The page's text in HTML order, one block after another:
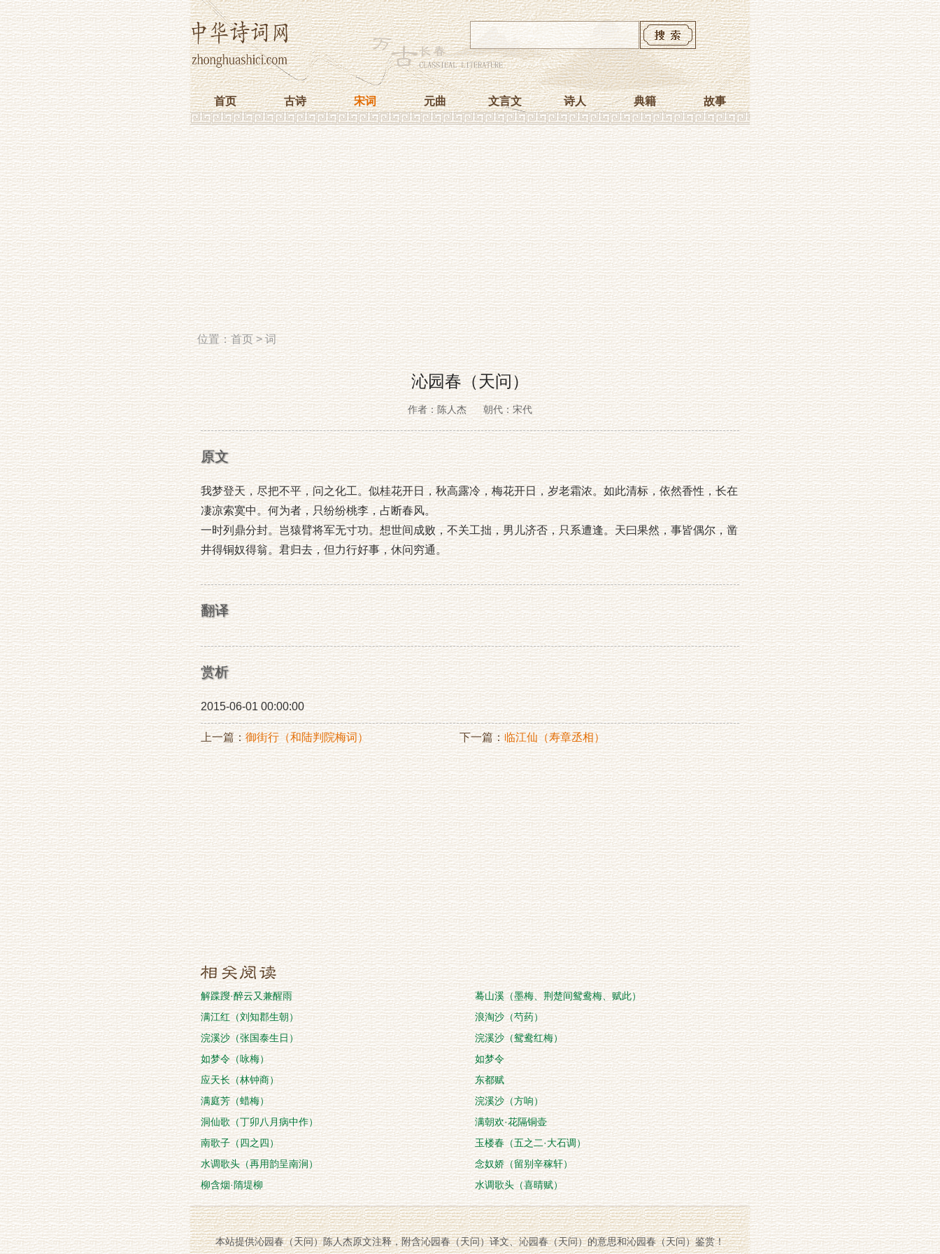
首页 古诗 宋词 元曲 文言文 诗人 典籍 故事
位置：首页>词
沁园春（天问）
作者：陈人杰 朝代：宋代
原文
我梦登天，尽把不平，问之化工。似桂花开日，秋高露冷，梅花开日，岁老霜浓。如此清标，依然香性，长在
凄凉索寞中。何为者，只纷纷桃李，占断春风。
一时列鼎分封。岂猿臂将军无寸功。想世间成败，不关工拙，男儿济否，只系遭逢。天曰果然，事皆偶尔，凿
井得铜奴得翁。君归去，但力行好事，休问穷通。
翻译
赏析
2015-06-01 00:00:00
上一篇：御街行（和陆判院梅词） 下一篇：临江仙（寿章丞相）
解蹀躞·醉云又兼醒雨
蓦山溪（墨梅、荆楚间鸳鸯梅、赋此）
满江红（刘知郡生朝）
浪淘沙（芍药）
浣溪沙（张国泰生日）
浣溪沙（鸳鸯红梅）
如梦令（咏梅）
如梦令
应天长（林钟商）
东都赋
满庭芳（蜡梅）
浣溪沙（方响）
洞仙歌（丁卯八月病中作）
满朝欢·花隔铜壶
南歌子（四之四）
玉楼春（五之二·大石调）
水调歌头（再用韵呈南涧）
念奴娇（留别辛稼轩）
柳含烟·隋堤柳
水调歌头（喜晴赋）
本站提供沁园春（天问）陈人杰原文注释，附含沁园春（天问）译文、沁园春（天问）的意思和沁园春（天问）鉴赏！